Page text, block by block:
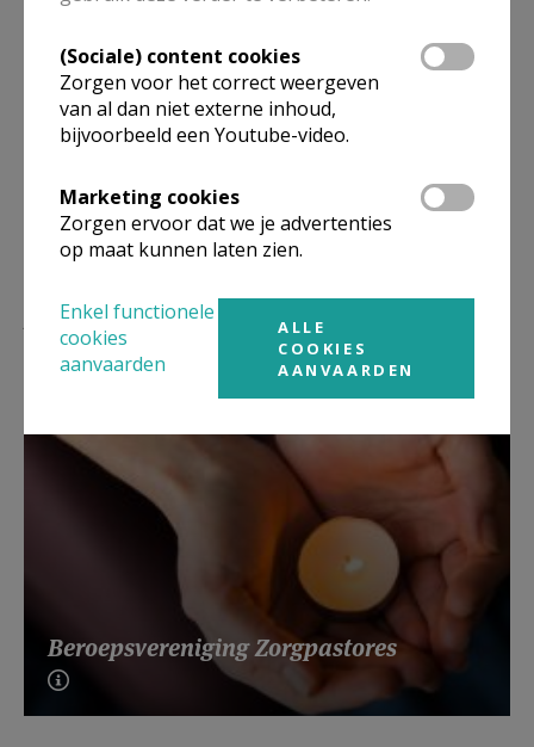
Deel dit artikel
Lees meer
Beroepsvereniging Zorgpastores
(Sociale) content cookies
Zorgen voor het correct weergeven
van al dan niet externe inhoud,
bijvoorbeeld een Youtube-video.
Marketing cookies
Zorgen ervoor dat we je advertenties
op maat kunnen laten zien.
Enkel functionele
cookies
aanvaarden
ALLE
COOKIES
AANVAARDEN